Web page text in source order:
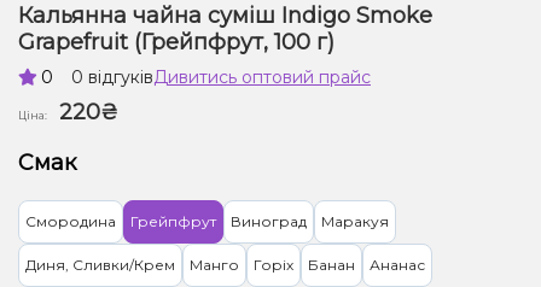
Кальянна чайна суміш Indigo Smoke
Grapefruit (Грейпфрут, 100 г)
0 0 відгуківДивитись оптовий прайс
Ціна:
220₴
Смак
Смородина Грейпфрут Виноград Маракуя
Диня, Сливки/Крем Манго Горіх Банан Ананас